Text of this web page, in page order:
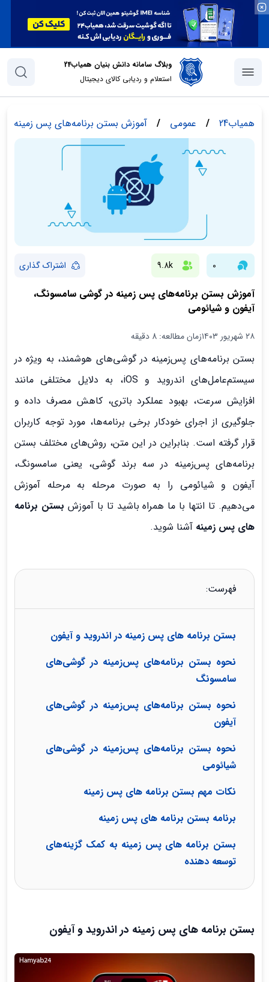
وبلاگ سامانه دانش بنیان همیاب24
استعلام و ردیابی کالای دیجیتال
همیاب24 / عمومی / آموزش بستن برنامه‌های پس زمینه
0
9.8k اشتراک گذاری
آموزش بستن برنامه‌های پس زمینه در گوشی سامسونگ،
آیفون و شیائومی
۲۸ شهریور ۱۴۰۳ زمان مطالعه: 8 دقیقه
بستن برنامه‌های پس‌زمینه در گوشی‌های هوشمند، به ویژه در
سیستم‌عامل‌های اندروید و iOS، به دلایل مختلفی مانند
افزایش سرعت، بهبود عملکرد باتری، کاهش مصرف داده و
جلوگیری از اجرای خودکار برخی برنامه‌ها، مورد توجه کاربران
قرار گرفته است. بنابراین در این متن، روش‌های مختلف بستن
برنامه‌های پس‌زمینه در سه برند گوشی، یعنی سامسونگ،
آیفون و شیائومی را به صورت مرحله به مرحله آموزش
می‌دهیم. تا انتها با ما همراه باشید تا با آموزش بستن برنامه
های پس زمینه آشنا شوید.
فهرست:
بستن برنامه های پس زمینه در اندروید و آیفون
نحوه بستن برنامه‌های پس‌زمینه در گوشی‌های
سامسونگ
نحوه بستن برنامه‌های پس‌زمینه در گوشی‌های
آیفون
نحوه بستن برنامه‌های پس‌زمینه در گوشی‌های
شیائومی
نکات مهم بستن برنامه های پس زمینه
برنامه بستن برنامه های پس زمینه
بستن برنامه های پس زمینه به کمک گزینه‌های
توسعه دهنده
بستن برنامه های پس زمینه در اندروید و آیفون